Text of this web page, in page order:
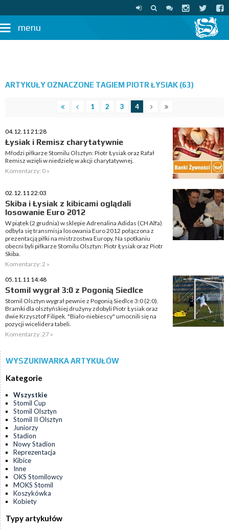
menu
ARTYKUŁY OZNACZONE TAGIEM PIOTR ŁYSIAK (63)
1 2 3 4
04.12.11 21:28
Łysiak i Remisz charytatywnie
Młodzi piłkarze Stomilu Olsztyn: Piotr Łysiak oraz Rafał
Remisz wzięli w niedzielę w akcji charytatywnej.
Komentarzy: 0 »
02.12.11 22:03
Skiba i Łysiak z kibicami oglądali
losowanie Euro 2012
W piątek (2 grudnia) w sklepie Adrenalina Adidas (CH Alfa)
odbyła się transmisja losowania Euro 2012 połączona z
prezentacją piłki na mistrzostwa Europy. Na spotkaniu
obecni byli piłkarze Stomilu Olsztyn: Piotr Łysiak oraz Piotr
Skiba.
Komentarzy: 2 »
05.11.11 14:48
Stomil wygrał 3:0 z Pogonią Siedlce
Stomil Olsztyn wygrał pewnie z Pogonią Siedlce 3:0 (2:0).
Bramki dla olsztyńskiej drużyny zdobyli Piotr Łysiak oraz
dwie Krzysztof Filipek. "Biało-niebiescy" umocnili się na
pozycji wicelidera tabeli.
Komentarzy: 27 »
WYSZUKIWARKA ARTYKUŁÓW
Kategorie
Wszystkie
Stomil Cup
Stomil Olsztyn
Stomil II Olsztyn
Juniorzy
Stadion
Nowy Stadion
Reprezentacja
Kibice
Inne
OKS Stomilowcy
MOKS Stomil
Koszykówka
Kobiety
Typy artykułów